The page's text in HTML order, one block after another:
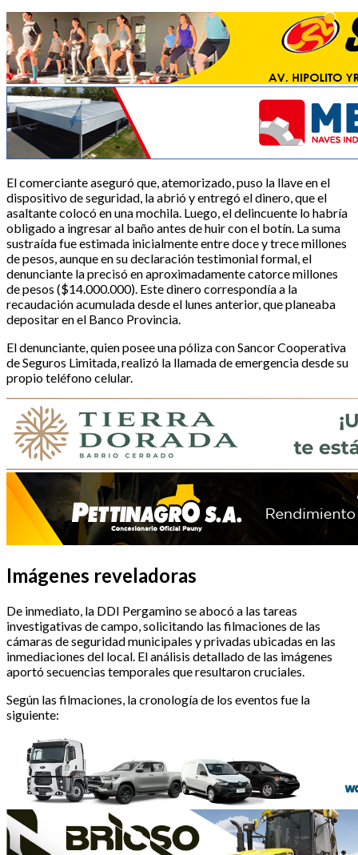
El comerciante aseguró que, atemorizado, puso la llave en el
dispositivo de seguridad, la abrió y entregó el dinero, que el
asaltante colocó en una mochila. Luego, el delincuente lo habría
obligado a ingresar al baño antes de huir con el botín. La suma
sustraída fue estimada inicialmente entre doce y trece millones
de pesos, aunque en su declaración testimonial formal, el
denunciante la precisó en aproximadamente catorce millones
de pesos ($14.000.000). Este dinero correspondía a la
recaudación acumulada desde el lunes anterior, que planeaba
depositar en el Banco Provincia.
El denunciante, quien posee una póliza con Sancor Cooperativa
de Seguros Limitada, realizó la llamada de emergencia desde su
propio teléfono celular.
Imágenes reveladoras
De inmediato, la DDI Pergamino se abocó a las tareas
investigativas de campo, solicitando las filmaciones de las
cámaras de seguridad municipales y privadas ubicadas en las
inmediaciones del local. El análisis detallado de las imágenes
aportó secuencias temporales que resultaron cruciales.
Según las filmaciones, la cronología de los eventos fue la
siguiente: